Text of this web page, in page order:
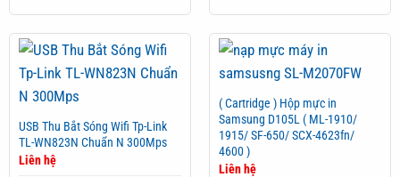
USB Thu Bắt Sóng Wifi Tp-Link
TL-WN823N Chuẩn N 300Mps
Liên hệ
( Cartridge ) Hộp mực in
Samsung D105L ( ML-1910/
1915/ SF-650/ SCX-4623fn/
4600 )
Liên hệ